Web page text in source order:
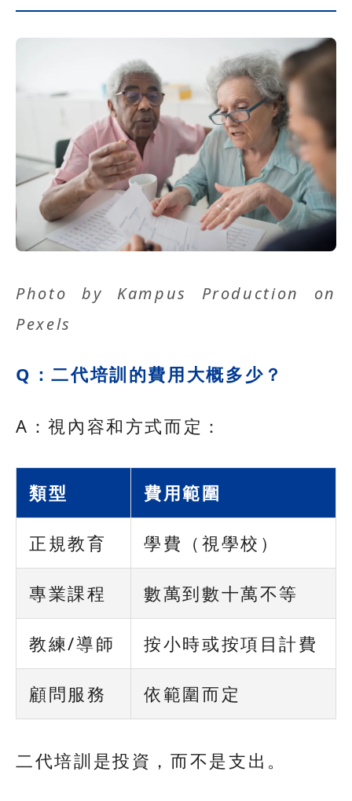
Photo by Kampus Production
on
Pexels
Q：二代培訓的費用大概多少？
A：視內容和方式而定：
類型 費用範圍
正規教育 學費（視學校）
專業課程 數萬到數十萬不等
教練/導師 按小時或按項目計費
顧問服務 依範圍而定
二代培訓是投資，而不是支出。